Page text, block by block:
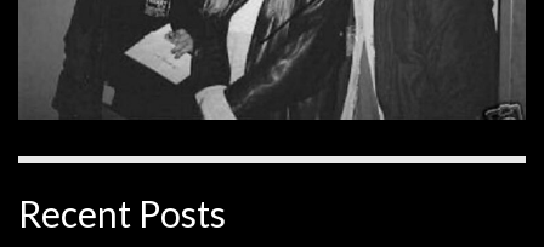
Recent Posts